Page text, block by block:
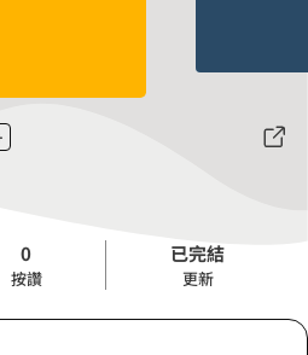
0
按讚
已完結
更新